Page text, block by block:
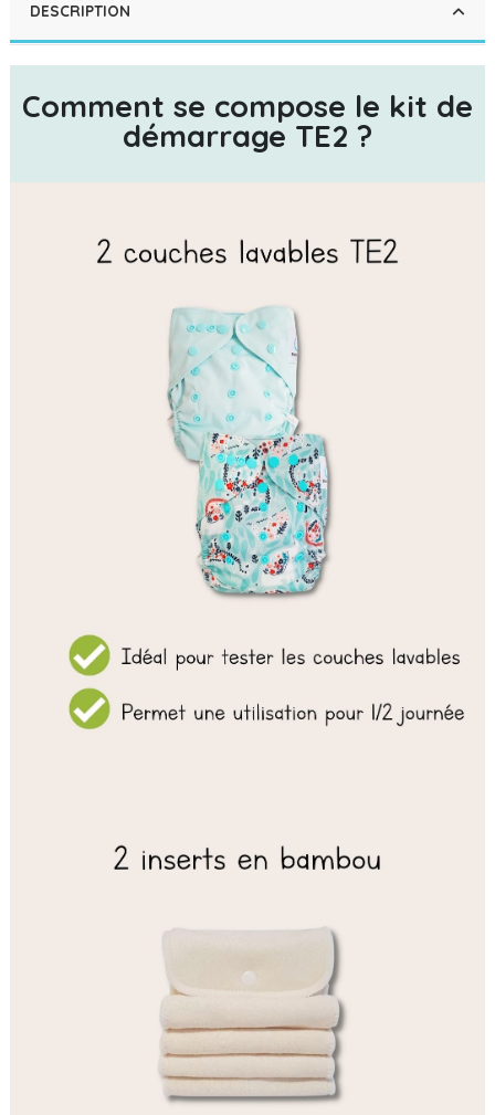
DESCRIPTION
Comment se compose le kit de
démarrage TE2 ?